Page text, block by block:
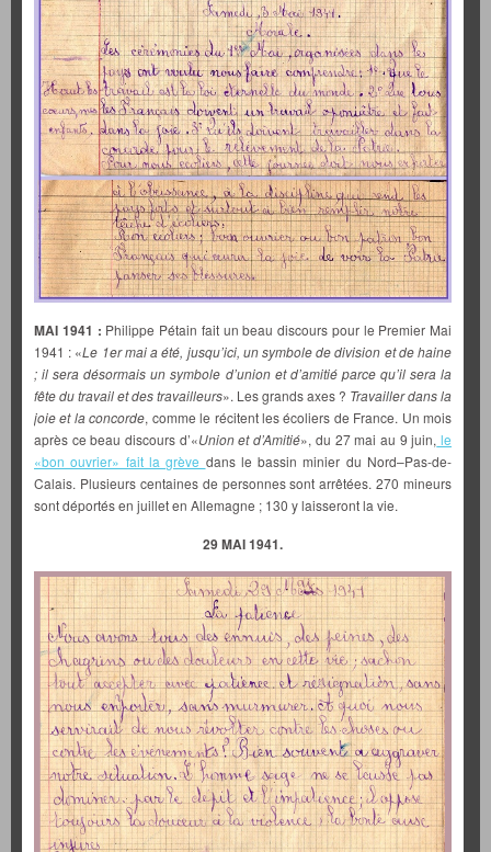
MAI 1941 : Philippe Pétain fait un beau discours pour le Premier Mai
1941 : «Le 1er mai a été, jusqu’ici, un symbole de division et de haine
; il sera désormais un symbole d’union et d’amitié parce qu’il sera la
fête du travail et des travailleurs». Les grands axes ? Travailler dans la
joie et la concorde, comme le récitent les écoliers de France. Un mois
après ce beau discours d’«Union et d’Amitié», du 27 mai au 9 juin, le
«bon ouvrier» fait la grève dans le bassin minier du Nord–Pas-de-
Calais. Plusieurs centaines de personnes sont arrêtées. 270 mineurs
sont déportés en juillet en Allemagne ; 130 y laisseront la vie.
29 MAI 1941.